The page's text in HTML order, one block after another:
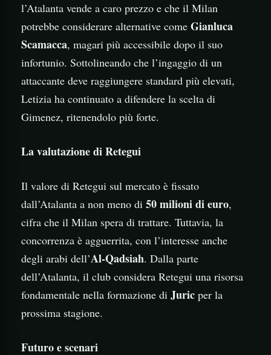
l’Atalanta vende a caro prezzo e che il Milan
potrebbe considerare alternative come Gianluca
Scamacca, magari più accessibile dopo il suo
infortunio. Sottolineando che l’ingaggio di un
attaccante deve raggiungere standard più elevati,
Letizia ha continuato a difendere la scelta di
Gimenez, ritenendolo più forte.
La valutazione di Retegui
Il valore di Retegui sul mercato è fissato
dall’Atalanta a non meno di 50 milioni di euro,
cifra che il Milan spera di trattare. Tuttavia, la
concorrenza è agguerrita, con l’interesse anche
degli arabi dell’Al-Qadsiah. Dalla parte
dell’Atalanta, il club considera Retegui una risorsa
fondamentale nella formazione di Juric per la
prossima stagione.
Futuro e scenari